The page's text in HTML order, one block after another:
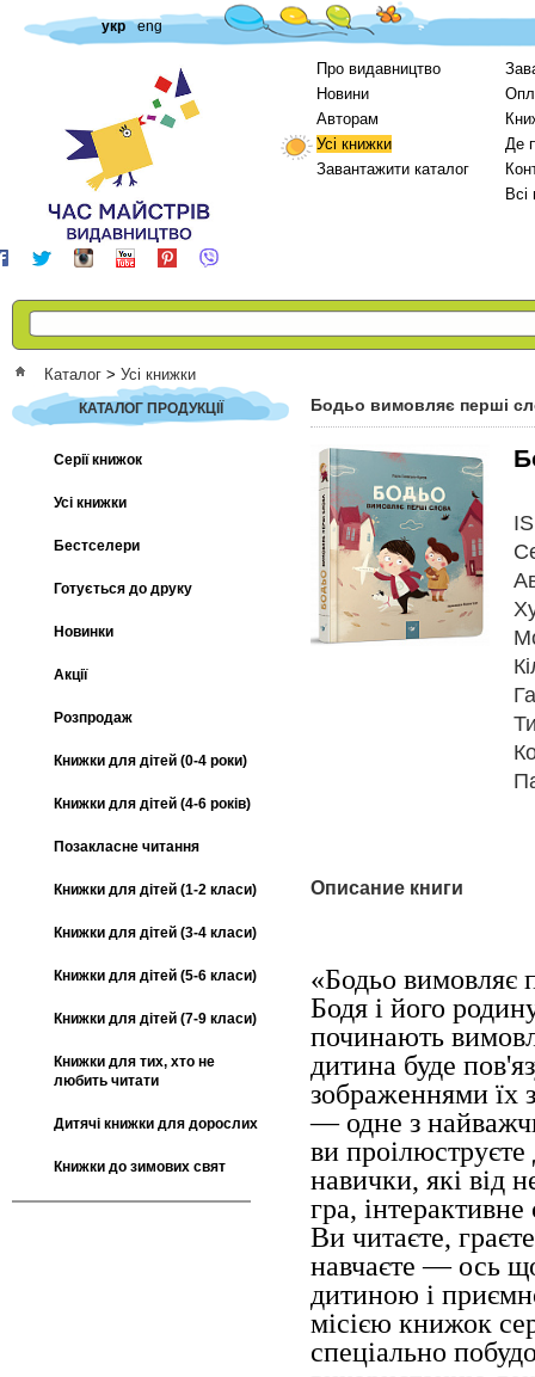
укр eng
Про видавництво
Новини
Авторам
Усі книжки
Завантажити каталог
Де
Каталог > Усі книжки
КАТАЛОГ ПРОДУКЦІЇ
Серії книжок
Усі книжки
Бестселери
Готується до друку
Новинки
Акції
Розпродаж
Книжки для дітей (0-4 роки)
Книжки для дітей (4-6 років)
Позакласне читання
Книжки для дітей (1-2 класи)
Книжки для дітей (3-4 класи)
Книжки для дітей (5-6 класи)
Книжки для дітей (7-9 класи)
Книжки для тих, хто не
любить читати
Дитячі книжки для дорослих
Книжки до зимових свят
Бодьо вимовляє перші
Описание книги
«Бодьо вимовляє
Бодя і його
починають
дитина буде
зображеннями їх
— одне з
ви
навички, які від
гра,
Ви читаєте,
навчаєте — ось
дитиною і
місією книжок
спеціально